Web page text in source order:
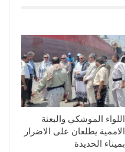
اللواء الموشكي والبعثة
الاممية يطلعان على الاضرار
بميناء الحديدة